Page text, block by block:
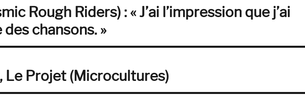
Rough Riders) : « J’ai l’impression que j’ai
chansons. »
Le Projet (Microcultures)